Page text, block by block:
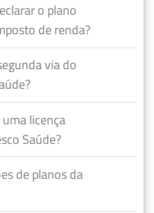
o plano
de renda?
via do
licença
Saúde?
de planos da